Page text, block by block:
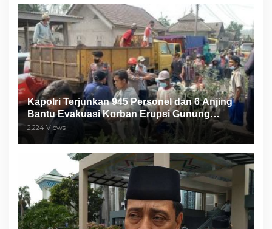
Kapolri Terjunkan 945 Personel dan 6 Anjing
Bantu Evakuasi Korban Erupsi Gunung
Semeru
2,224 Views